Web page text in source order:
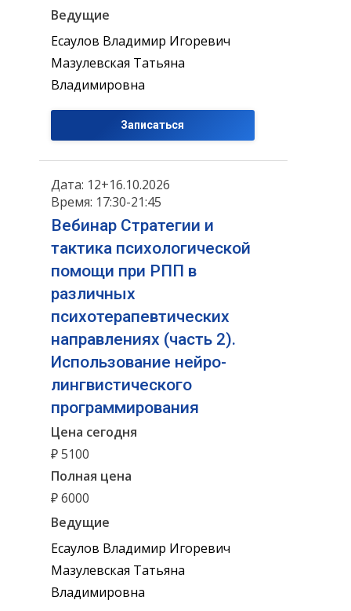
Ведущие
Есаулов Владимир Игоревич
Мазулевская Татьяна
Владимировна
Записаться
Дата: 12+16.10.2026
Время: 17:30-21:45
Вебинар Стратегии и
тактика психологической
помощи при РПП в
различных
психотерапевтических
направлениях (часть 2).
Использование нейро-
лингвистического
программирования
Цена сегодня
₽ 5100
Полная цена
₽ 6000
Ведущие
Есаулов Владимир Игоревич
Мазулевская Татьяна
Владимировна